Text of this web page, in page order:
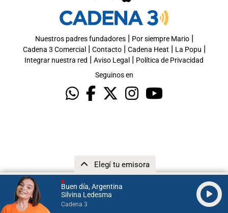
Buen día, Argentina
Silvina Ledesma
Cadena 3
Elegí tu emisora
Nuestros padres fundadores| Por siempre Mario|
Cadena 3 Comercial | Contacto| Cadena Heat | La Popu |
Integrar nuestra red | Aviso Legal | Política de Privacidad
Seguinos en